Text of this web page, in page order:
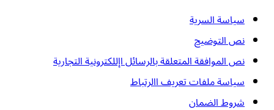
سياسة السرية
نص التوضيح
نص الموافقة المتعلقة بالرسائل اإللكترونية التجارية
سياسة ملفات تعريف االرتباط
شروط الضمان